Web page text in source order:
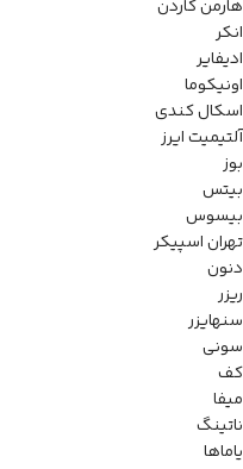
هارمن کاردن
انکر
ادیفایر
اونیکوما
اسکال کندی
آلتیمیت ایرز
بوز
بیتس
بیسوس
تهران اسپیکر
دنون
ریزر
سنهایزر
سونی
کف
میفا
ناتینگ
یاماها